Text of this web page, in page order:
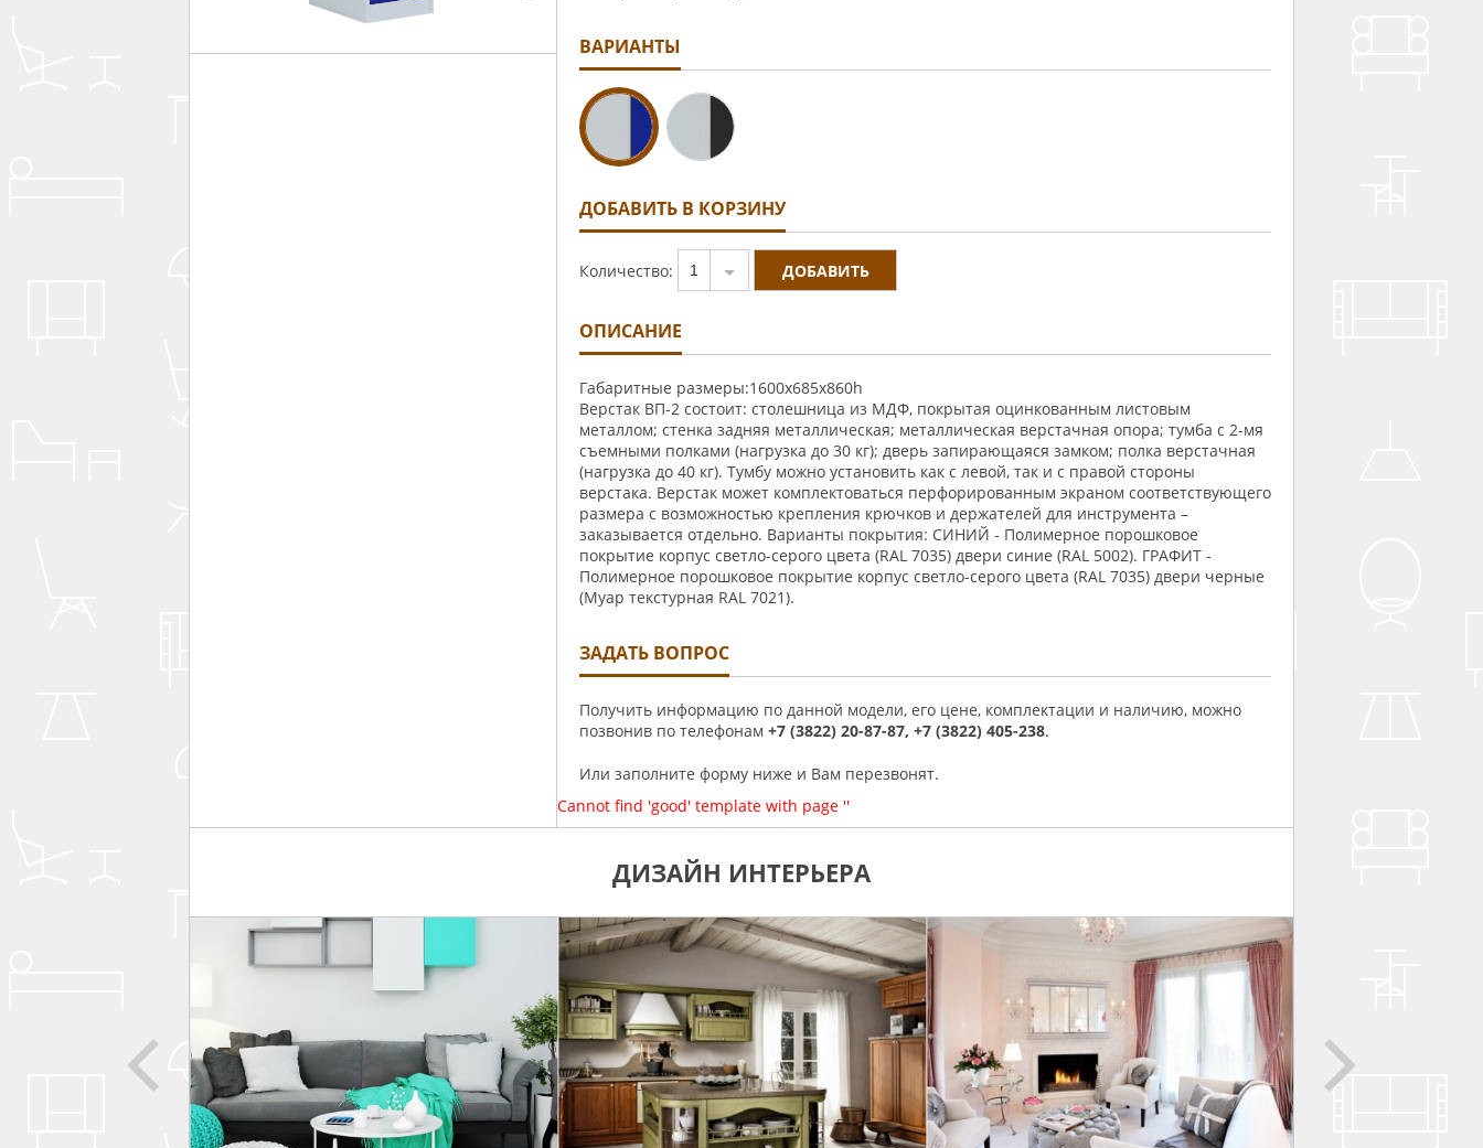
ВАРИАНТЫ
ДОБАВИТЬ В КОРЗИНУ
Количество: 1
ОПИСАНИЕ
Габаритные размеры:1600x685x860h
Верстак ВП-2 состоит: столешница из МДФ, покрытая оцинкованным листовым
металлом; стенка задняя металлическая; металлическая верстачная опора; тумба с 2-мя
съемными полками (нагрузка до 30 кг); дверь запирающаяся замком; полка верстачная
(нагрузка до 40 кг). Тумбу можно установить как с левой, так и с правой стороны
верстака. Верстак может комплектоваться перфорированным экраном соответствующего
размера с возможностью крепления крючков и держателей для инструмента –
заказывается отдельно. Варианты покрытия: СИНИЙ - Полимерное порошковое
покрытие корпус светло-серого цвета (RAL 7035) двери синие (RAL 5002). ГРАФИТ -
Полимерное порошковое покрытие корпус светло-серого цвета (RAL 7035) двери черные
(Муар текстурная RAL 7021).
ЗАДАТЬ ВОПРОС
Получить информацию по данной модели, его цене, комплектации и наличию, можно
позвонив по телефонам +7 (3822) 20-87-87, +7 (3822) 405-238.
Или заполните форму ниже и Вам перезвонят.
Cannot find 'good' template with page ''
ДИЗАЙН ИНТЕРЬЕРА